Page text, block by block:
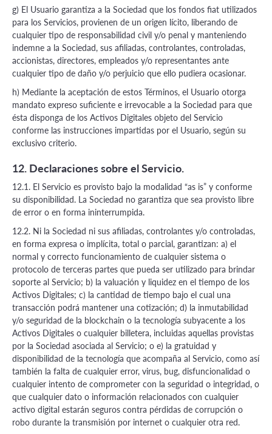
g) El Usuario garantiza a la Sociedad que los fondos fiat utilizados
para los Servicios, provienen de un origen lícito, liberando de
cualquier tipo de responsabilidad civil y/o penal y manteniendo
indemne a la Sociedad, sus afiliadas, controlantes, controladas,
accionistas, directores, empleados y/o representantes ante
cualquier tipo de daño y/o perjuicio que ello pudiera ocasionar.
h) Mediante la aceptación de estos Términos, el Usuario otorga
mandato expreso suficiente e irrevocable a la Sociedad para que
ésta disponga de los Activos Digitales objeto del Servicio
conforme las instrucciones impartidas por el Usuario, según su
exclusivo criterio.
12. Declaraciones sobre el Servicio.
12.1. El Servicio es provisto bajo la modalidad “as is” y conforme
su disponibilidad. La Sociedad no garantiza que sea provisto libre
de error o en forma ininterrumpida.
12.2. Ni la Sociedad ni sus afiliadas, controlantes y/o controladas,
en forma expresa o implícita, total o parcial, garantizan: a) el
normal y correcto funcionamiento de cualquier sistema o
protocolo de terceras partes que pueda ser utilizado para brindar
soporte al Servicio; b) la valuación y liquidez en el tiempo de los
Activos Digitales; c) la cantidad de tiempo bajo el cual una
transacción podrá mantener una cotización; d) la inmutabilidad
y/o seguridad de la blockchain o la tecnología subyacente a los
Activos Digitales o cualquier billetera, incluidas aquellas provistas
por la Sociedad asociada al Servicio; o e) la gratuidad y
disponibilidad de la tecnología que acompaña al Servicio, como así
también la falta de cualquier error, virus, bug, disfuncionalidad o
cualquier intento de comprometer con la seguridad o integridad, o
que cualquier dato o información relacionados con cualquier
activo digital estarán seguros contra pérdidas de corrupción o
robo durante la transmisión por internet o cualquier otra red.